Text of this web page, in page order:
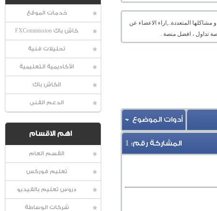
خدمات الموقع
كاش باك FXCommission
تحليلات فنية
الأكاديمية التعليمية
الكاش باك
الدعم الفنى
اهم الاقسام
القسم العام
تعليم فوركس
دروس تعليم بالفيديو
شركات الوساطة
المتعددة..,اراء الاعضاء عن
تداول ، افضل منصة .
أدوات الموضوع
المشاركة رقم: 1